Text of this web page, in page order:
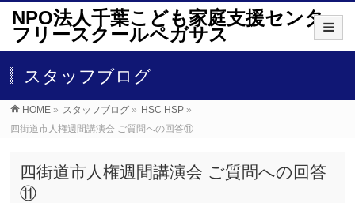
NPO法人千葉こども家庭支援センター
フリースクールペガサス
スタッフブログ
HOME » スタッフブログ » HSC HSP »
四街道市人権週間講演会 ご質問への回答⑪
四街道市人権週間講演会 ご質問への回答
⑪